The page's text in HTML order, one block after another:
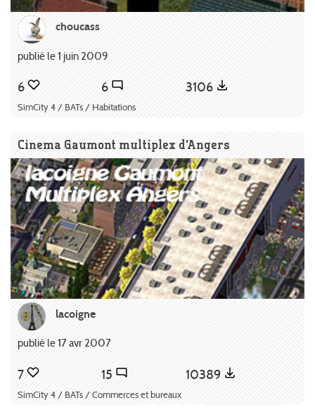
choucass
publié le 1 juin 2009
6 6 3106
SimCity 4 / BATs / Habitations
Cinema Gaumont multiplex d'Angers
lacoigne
publié le 17 avr 2007
7 15 10389
SimCity 4 / BATs / Commerces et bureaux